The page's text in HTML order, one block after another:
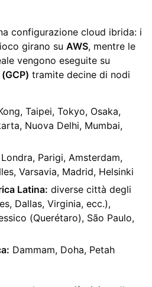
configurazione cloud ibrida: i
girano su AWS, mentre le
vengono eseguite su
tramite decine di nodi
Taipei, Tokyo, Osaka,
Nuova Delhi, Mumbai,
Parigi, Amsterdam,
Varsavia, Madrid, Helsinki
Latina: diverse città degli
Dallas, Virginia, ecc.),
(Querétaro), São Paulo,
Dammam, Doha, Petah